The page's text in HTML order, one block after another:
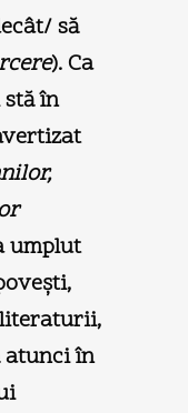
să
). Ca
stă în
umplut
atunci în